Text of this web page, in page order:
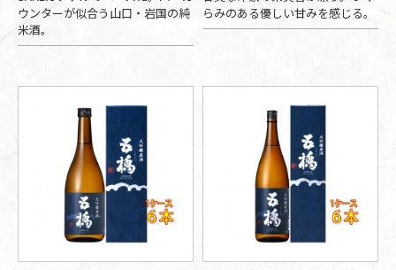
ウンターが似合う山口・岩国の純
米酒。
らみのある優しい甘みを感じる。